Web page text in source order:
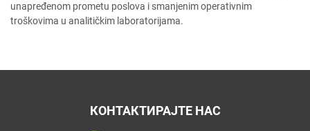
unapređenom prometu poslova i smanjenim operativnim
troškovima u analitičkim laboratorijama.
КОНТАКТИРАЈТЕ НАС